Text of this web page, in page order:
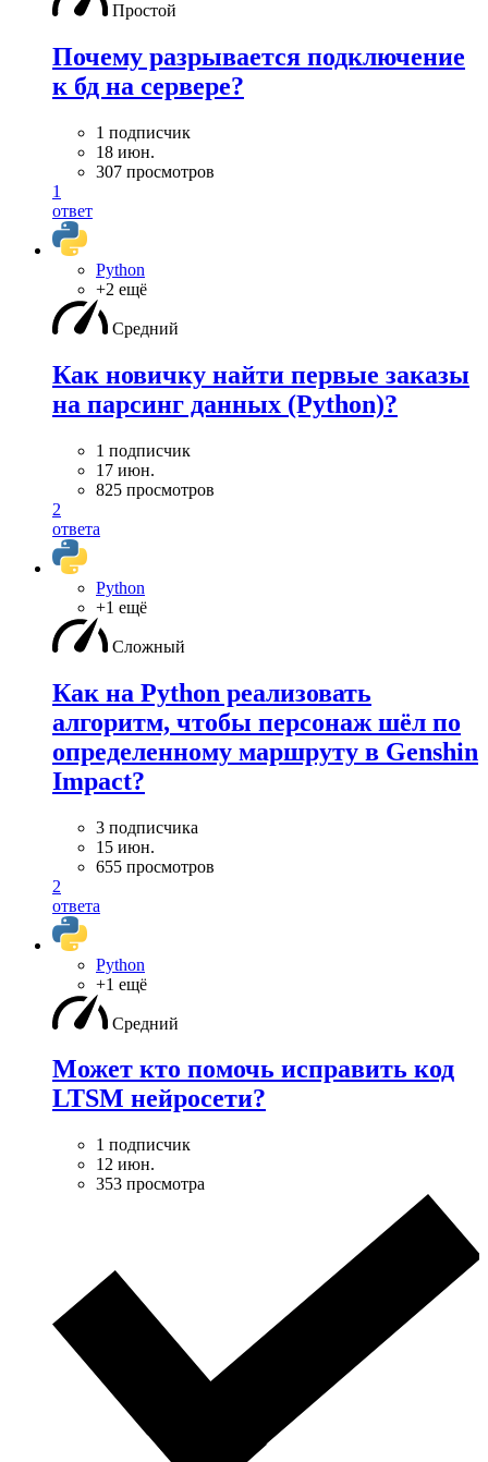
Простой
Почему разрывается подключение
к бд на сервере?
1 подписчик
18 июн.
307 просмотров
1
ответ
Python
+2 ещё
Средний
Как новичку найти первые заказы
на парсинг данных (Python)?
1 подписчик
17 июн.
825 просмотров
2
ответа
Python
+1 ещё
Сложный
Как на Python реализовать
алгоритм, чтобы персонаж шёл по
определенному маршруту в Genshin
Impact?
3 подписчика
15 июн.
655 просмотров
2
ответа
Python
+1 ещё
Средний
Может кто помочь исправить код
LTSM нейросети?
1 подписчик
12 июн.
353 просмотра